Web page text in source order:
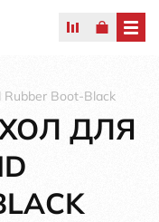
Boot-Black
ДЛЯ